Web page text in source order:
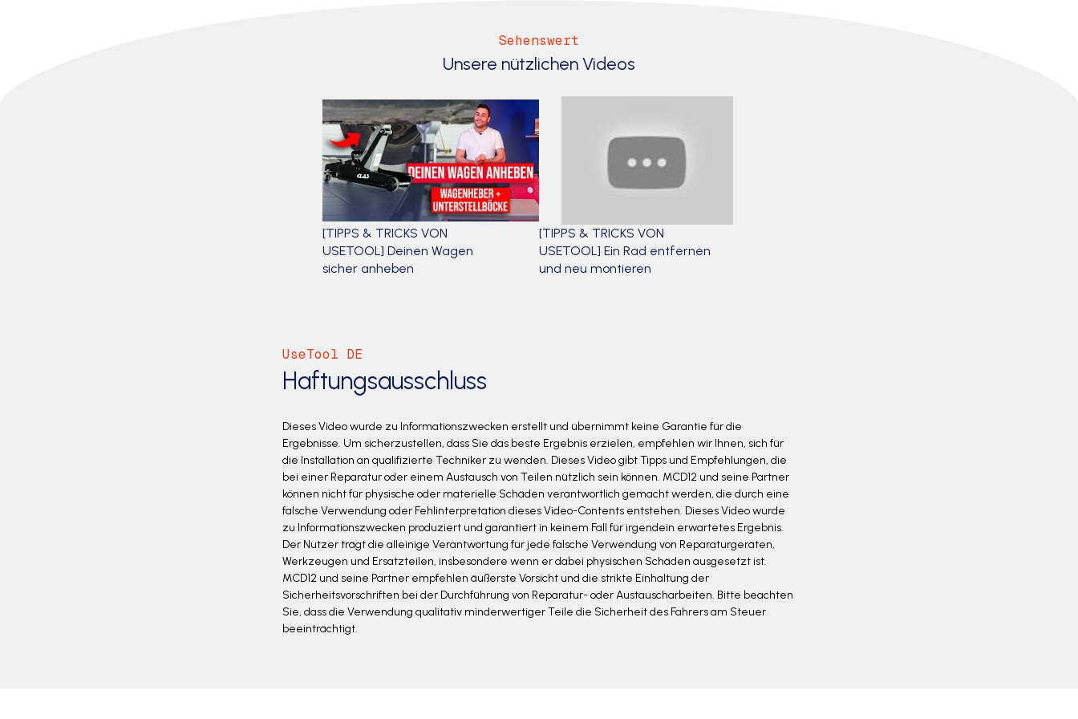
Sehenswert
Unsere nützlichen Videos
[TIPPS & TRICKS VON
USETOOL] Deinen Wagen
sicher anheben
[TIPPS & TRICKS VON
USETOOL] Ein Rad entfernen
und neu montieren
UseTool DE
Haftungsausschluss
Dieses Video wurde zu Informationszwecken erstellt und übernimmt keine Garantie für die
Ergebnisse. Um sicherzustellen, dass Sie das beste Ergebnis erzielen, empfehlen wir Ihnen, sich für
die Installation an qualifizierte Techniker zu wenden. Dieses Video gibt Tipps und Empfehlungen, die
bei einer Reparatur oder einem Austausch von Teilen nützlich sein können. MCD12 und seine Partner
können nicht für physische oder materielle Schäden verantwortlich gemacht werden, die durch eine
falsche Verwendung oder Fehlinterpretation dieses Video-Contents entstehen. Dieses Video wurde
zu Informationszwecken produziert und garantiert in keinem Fall für irgendein erwartetes Ergebnis.
Der Nutzer trägt die alleinige Verantwortung für jede falsche Verwendung von Reparaturgeräten,
Werkzeugen und Ersatzteilen, insbesondere wenn er dabei physischen Schäden ausgesetzt ist.
MCD12 und seine Partner empfehlen äußerste Vorsicht und die strikte Einhaltung der
Sicherheitsvorschriften bei der Durchführung von Reparatur- oder Austauscharbeiten. Bitte beachten
Sie, dass die Verwendung qualitativ minderwertiger Teile die Sicherheit des Fahrers am Steuer
beeinträchtigt.